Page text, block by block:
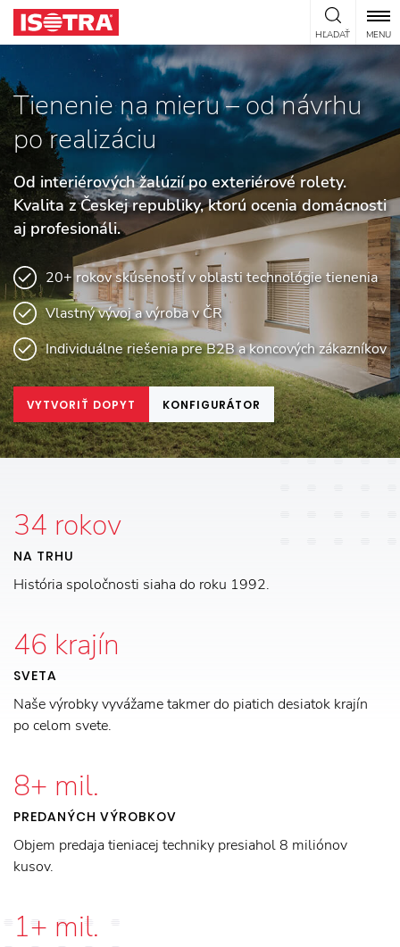
Preskočiť na obsah
HĽADAŤ MENU
Tienenie na mieru– od návrhu
po realizáciu
Od interiérových žalúzií po exteriérové rolety.
Kvalita z Českej republiky, ktorú ocenia domácnosti
aj profesionáli.
20+ rokov skúseností v oblasti technológie tienenia
Vlastný vývoj a výroba v ČR
Individuálne riešenia pre B2B a koncových zákazníkov
VYTVORIŤ DOPYT KONFIGURÁTOR
34 rokov
NA TRHU
História spoločnosti siaha do roku 1992.
46 krajín
SVETA
Naše výrobky vyvážame takmer do piatich desiatok krajín
po celom svete.
8+ mil.
PREDANÝCH VÝROBKOV
Objem predaja tieniacej techniky presiahol 8 miliónov
kusov.
1+ mil.